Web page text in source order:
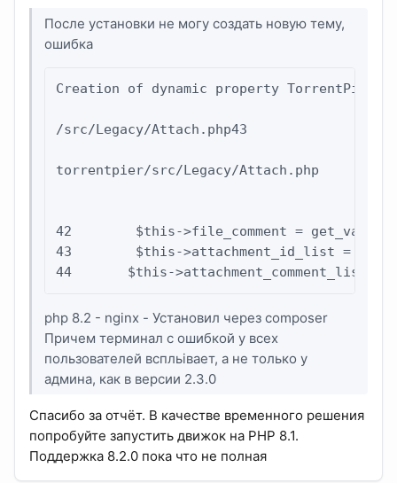
После установки не могу создать новую тему,
ошибка
Creation of dynamic property
/src/Legacy/Attach.php43
torrentpier/src/Legacy/Attach.php
42        $this->file_comment =
43        $this->attachment_id_list =
44       $this->attachment_comment_list
php 8.2 - nginx - Установил через composer
Причем терминал с ошибкой у всех
пользователей вспльівает, а не только у
админа, как в версии 2.3.0
Спасибо за отчёт. В качестве временного решения
попробуйте запустить движок на PHP 8.1.
Поддержка 8.2.0 пока что не полная